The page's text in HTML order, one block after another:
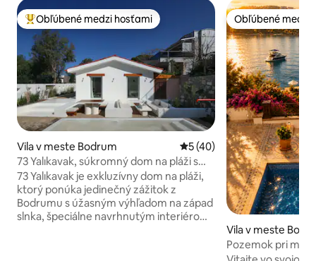
Najobľúbenejšie medzi hosťami
Obľúbené medzi hosťami
Vila v meste Bodrum Priemerné ohodnotenie 5
5 (40)
73 Yalıkavak, súkromný dom na pláži s
výhľadom na západ slnka
73 Yalıkavak je exkluzívny dom na pláži,
ktorý ponúka jedinečný zážitok z
Bodrumu s úžasným výhľadom na západ
slnka, špeciálne navrhnutým interiérom,
Obľúbené medzi
Obľúbené medzi
Vila v meste
Pozemok pri
mólom, bazénom